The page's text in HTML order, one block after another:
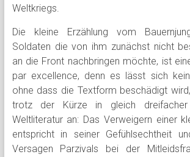
Weltkriegs.
Die kleine Erzählung vom
Soldaten die von ihm zunächst nicht
an die Front nachbringen möchte, ist
par excellence, denn es lässt sich
ohne dass die Textform beschädigt
trotz der Kürze in gleich
Weltliteratur an: Das Verweigern einer
entspricht in seiner Gefühlsechtheit
Versagen Parzivals bei der